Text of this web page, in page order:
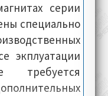
серии
специально
экплуатации
требуется